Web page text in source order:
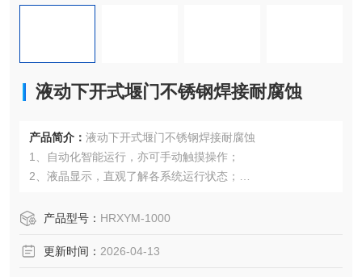
液动下开式堰门不锈钢焊接耐腐蚀
产品简介： 液动下开式堰门不锈钢焊接耐腐蚀
1、自动化智能运行，亦可手动触摸操作；
2、液晶显示，直观了解各系统运行状态；
4、具有户外防水、防雷、防潮等特性。
产品型号： HRXYM-1000
更新时间： 2026-04-13